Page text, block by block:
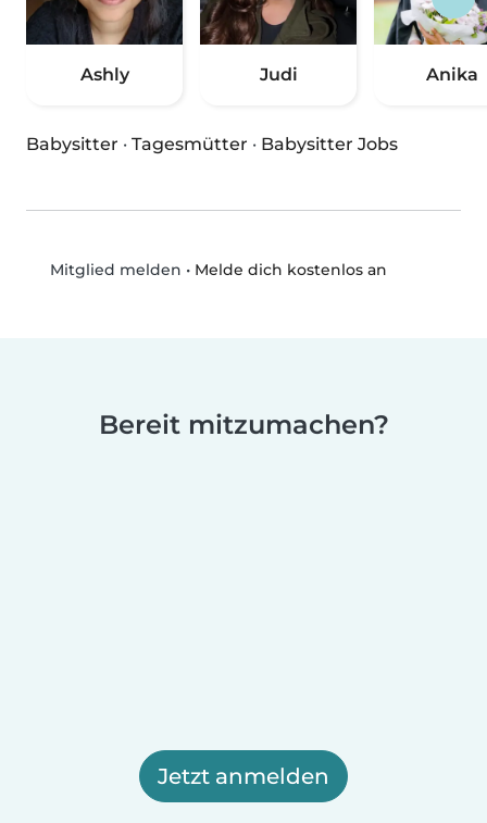
Ashly Judi Anika
Babysitter · Tagesmütter · Babysitter Jobs
Mitglied melden • Melde dich kostenlos an
Bereit mitzumachen?
Jetzt anmelden